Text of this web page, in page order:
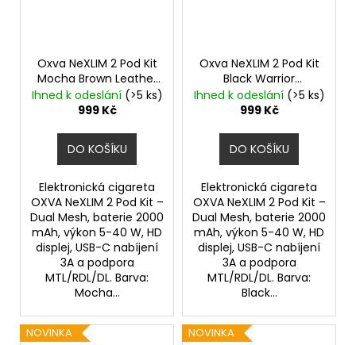
Oxva NeXLIM 2 Pod Kit
Mocha Brown Leather
2000mAh
Ihned k odeslání (>5 ks)
999 Kč
DO KOŠÍKU
Elektronická cigareta
OXVA NeXLIM 2 Pod Kit –
Dual Mesh, baterie 2000
mAh, výkon 5-40 W, HD
displej, USB-C nabíjení
3A a podpora
MTL/RDL/DL. Barva:
Mocha...
Oxva NeXLIM 2 Pod Kit
Black Warrior
2000mAh
Ihned k odeslání (>5 ks)
999 Kč
DO KOŠÍKU
Elektronická cigareta
OXVA NeXLIM 2 Pod Kit –
Dual Mesh, baterie 2000
mAh, výkon 5-40 W, HD
displej, USB-C nabíjení
3A a podpora
MTL/RDL/DL. Barva:
Black...
NOVINKA NOVINKA